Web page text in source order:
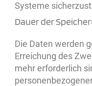
Systeme
Dauer der
Die Daten werden
Erreichung des
mehr erforderlich